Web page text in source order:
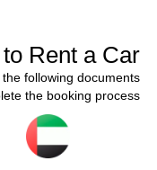
Rent a Car
following documents
the booking process: